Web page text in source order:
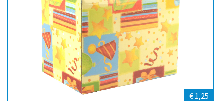
€ 1,25